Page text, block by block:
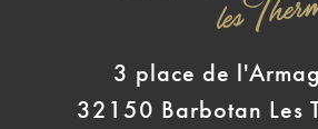
3 place de
32150 Barbotan Les